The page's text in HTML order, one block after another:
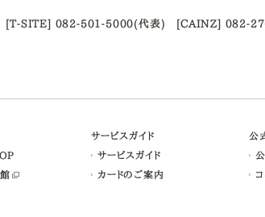
[T-SITE] 082-501-5000(代表)
[CAINZ] 082-
サービスガイド
サービスガイド
カードのご案内
公